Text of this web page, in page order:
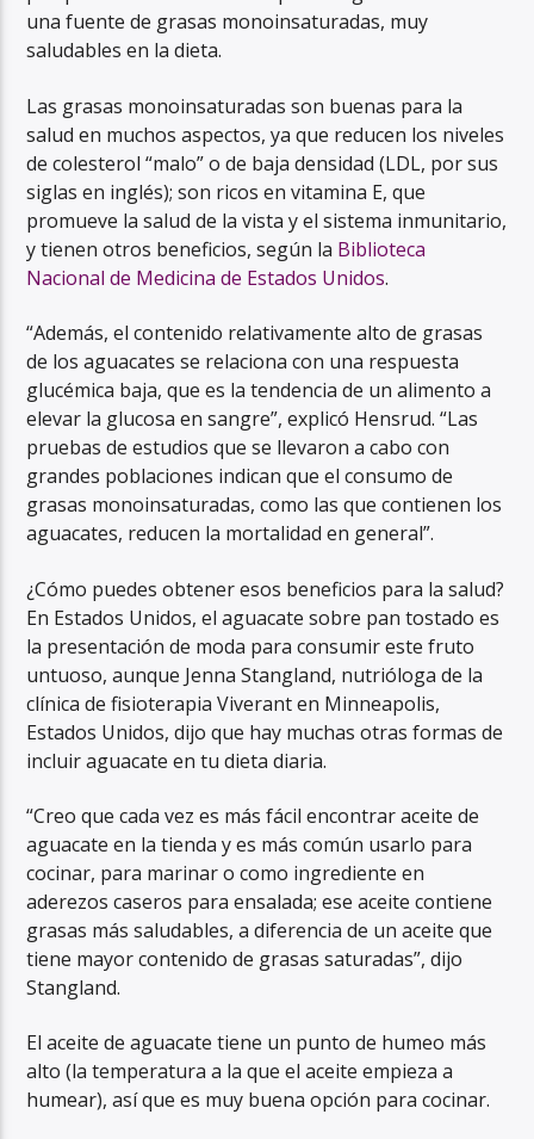
una fuente de grasas monoinsaturadas, muy
saludables en la dieta.
Las grasas monoinsaturadas son buenas para la
salud en muchos aspectos, ya que reducen los niveles
de colesterol “malo” o de baja densidad (LDL, por sus
siglas en inglés); son ricos en vitamina E, que
promueve la salud de la vista y el sistema inmunitario,
y tienen otros beneficios, según la Biblioteca
Nacional de Medicina de Estados Unidos.
“Además, el contenido relativamente alto de grasas
de los aguacates se relaciona con una respuesta
glucémica baja, que es la tendencia de un alimento a
elevar la glucosa en sangre”, explicó Hensrud. “Las
pruebas de estudios que se llevaron a cabo con
grandes poblaciones indican que el consumo de
grasas monoinsaturadas, como las que contienen los
aguacates, reducen la mortalidad en general”.
¿Cómo puedes obtener esos beneficios para la salud?
En Estados Unidos, el aguacate sobre pan tostado es
la presentación de moda para consumir este fruto
untuoso, aunque Jenna Stangland, nutrióloga de la
clínica de fisioterapia Viverant en Minneapolis,
Estados Unidos, dijo que hay muchas otras formas de
incluir aguacate en tu dieta diaria.
“Creo que cada vez es más fácil encontrar aceite de
aguacate en la tienda y es más común usarlo para
cocinar, para marinar o como ingrediente en
aderezos caseros para ensalada; ese aceite contiene
grasas más saludables, a diferencia de un aceite que
tiene mayor contenido de grasas saturadas”, dijo
Stangland.
El aceite de aguacate tiene un punto de humeo más
alto (la temperatura a la que el aceite empieza a
humear), así que es muy buena opción para cocinar.